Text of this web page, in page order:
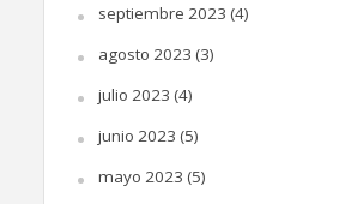
septiembre 2023 (4)
agosto 2023 (3)
julio 2023 (4)
junio 2023 (5)
mayo 2023 (5)